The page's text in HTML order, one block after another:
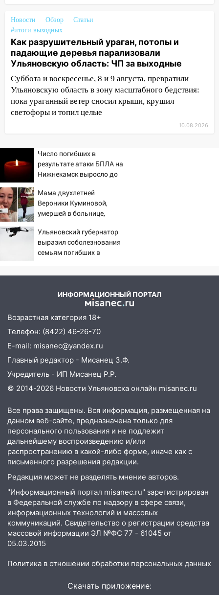
диспансеризации у 26-летнего парня
выявили онкологию
07:00 Прохладная ночь и ветреный
день: прогноз погоды в Ульяновске 10
августа
06:00 Как разрушительный ураган,
потопы и падающие деревья
парализовали Ульяновскую область: ЧП
за выходные
смертельная драка
05:00
Боль, скованность и старение
дисков: как повседневные привычки
незаметно разрушают наш позвоночник
03:00
День скрытых ловушек и
внезапных подарков судьбы: гороскоп
на 10 августа
09.08.2026
21:58
В Ульяновске около «нового»
области: разгул стихии, поиски
человека на Волге и транспортный
коллапс
19:43 Из-за ураганного ветра упали
деревья в парке «Победы»
18:00 Пепелище на Балтийской: в
Заволжье ульяновские спасатели
ликвидировали крупный пожар
17:15
Прогноз погоды на 10 августа в
Ульяновской области
16:00 В Ульяновске во время шторма на
Волге пропал известный блогер: нужна
помощь в поисках
15:28
Соцсети: на «Ауди» упало дерево
в Новом городе
15:12 В Ульяновске выгорела кухня в
многоэтажке
14:18
Гинеколог рассказала о том, с
какими сложностями сталкиваются
Соцсети: на улице Розы
Люксембург дерево упало на
Новости Обзор
Статьи
#итоги выходных
Как разрушительный ураган, потопы и
падающие деревья парализовали
Ульяновскую область: ЧП за выходные
Суббота и воскресенье, 8 и 9 августа, превратили
Ульяновскую область в зону масштабного бедствия:
пока ураганный ветер сносил крыши, крушил
светофоры и топил целые
10.08.2026
Число погибших в
результате атаки БПЛА на
Нижнекамск выросло до
Мама двухлетней
Вероники Куминовой,
умершей в больнице,
девочку
Ульяновский губернатор
выразил соболезнования
семьям погибших в
ИНФОРМАЦИОННЫЙ ПОРТАЛ
Возрастная категория 18+
Телефон: (8422) 46-26-70
E-mail: misanec@yandex.ru
Главный редактор - Мисанец З.Ф.
Учредитель - ИП Мисанец Р.Р.
© 2014-2026 Новости Ульяновска онлайн misanec.ru
Все права защищены. Вся информация, размещенная на
данном веб-сайте, предназначена только для
персонального пользования и не подлежит
дальнейшему воспроизведению и/или
распространению в какой-либо форме, иначе как с
письменного разрешения редакции.
Редакция может не разделять мнение авторов.
"Информационный портал misanec.ru" зарегистрирован
в Федеральной службе по надзору в сфере связи,
информационных технологий и массовых
коммуникаций. Свидетельство о регистрации средства
массовой информации ЭЛ №ФС 77 - 61045 от
05.03.2015
Политика в отношении обработки персональных данных
Скачать приложение: